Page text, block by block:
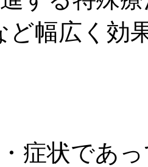
ど幅広く効
症状であ